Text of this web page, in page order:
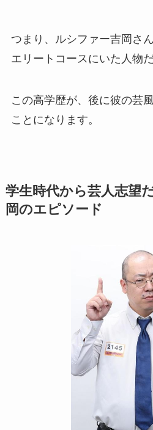
つまり、ルシファー吉岡さ
エリートコースにいた人物
この高学歴が、後に彼の芸
ことになります。
学生時代から芸人志望
岡のエピソード